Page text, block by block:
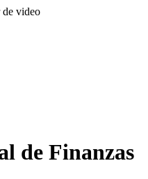
de Finanzas